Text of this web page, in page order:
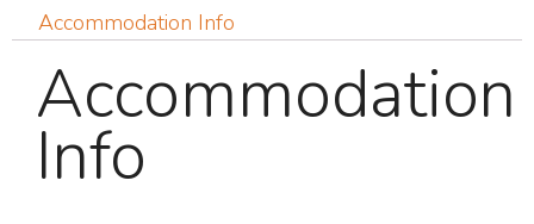
Accommodation Info
Accommodation
Info